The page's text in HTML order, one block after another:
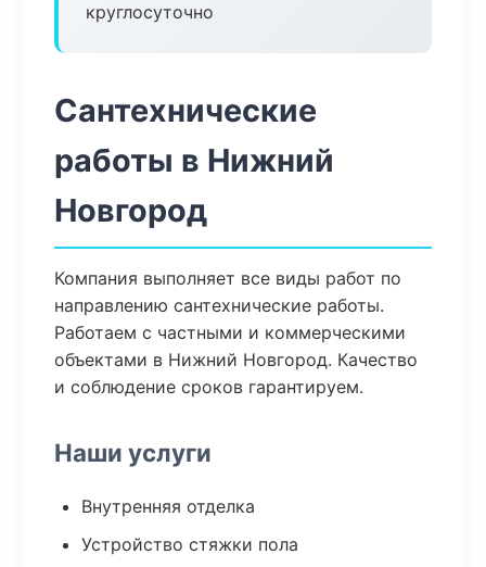
круглосуточно
Сантехнические
работы в Нижний
Новгород
Компания выполняет все виды работ по
направлению сантехнические работы.
Работаем с частными и коммерческими
объектами в Нижний Новгород. Качество
и соблюдение сроков гарантируем.
Наши услуги
Внутренняя отделка
Устройство стяжки пола